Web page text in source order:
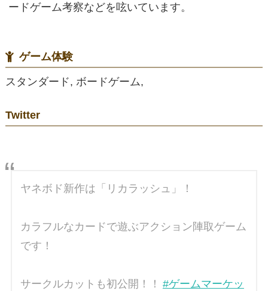
ードゲーム考察などを呟いています。
ゲーム体験
スタンダード, ボードゲーム,
Twitter
ヤネボド新作は「リカラッシュ」！
カラフルなカードで遊ぶアクション陣取ゲーム
です！
サークルカットも初公開！！ #ゲームマーケッ